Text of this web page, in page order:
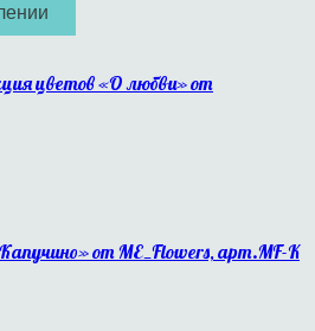
цветов «О любви» от
от ME_Flowers, арт.MF-K